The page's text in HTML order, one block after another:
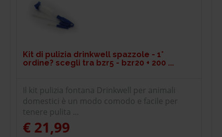
Kit di pulizia drinkwell spazzole - 1°
ordine? scegli tra bzr5 - bzr20 + 200 ...
Il kit pulizia fontana Drinkwell per animali
domestici è un modo comodo e facile per
tenere pulita ...
€ 21,99